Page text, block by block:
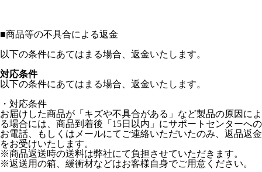
■商品等の不具合による返金
以下の条件にあてはまる場合、返金いたします。
対応条件
以下の条件にあてはまる場合、返金いたします。
・対応条件
お届けした商品が「キズや不具合がある」など製品の原因によ
る場合には、商品到着後「15日以内」にサポートセンターへの
お電話、もしくはメールにてご連絡いただいたのみ、返品返金
をお受けいたします。
※商品返送時の送料は弊社にて負担させていただきます。
※返送用の箱、緩衝材などはお客様自身でご用意ください。